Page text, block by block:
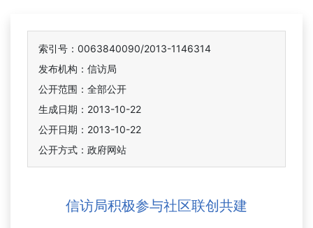
索引号：0063840090/2013-1146314
发布机构：信访局
公开范围：全部公开
生成日期：2013-10-22
公开日期：2013-10-22
公开方式：政府网站
信访局积极参与社区联创共建